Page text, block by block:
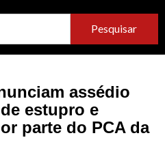
assédio
estupro e
parte do PCA da